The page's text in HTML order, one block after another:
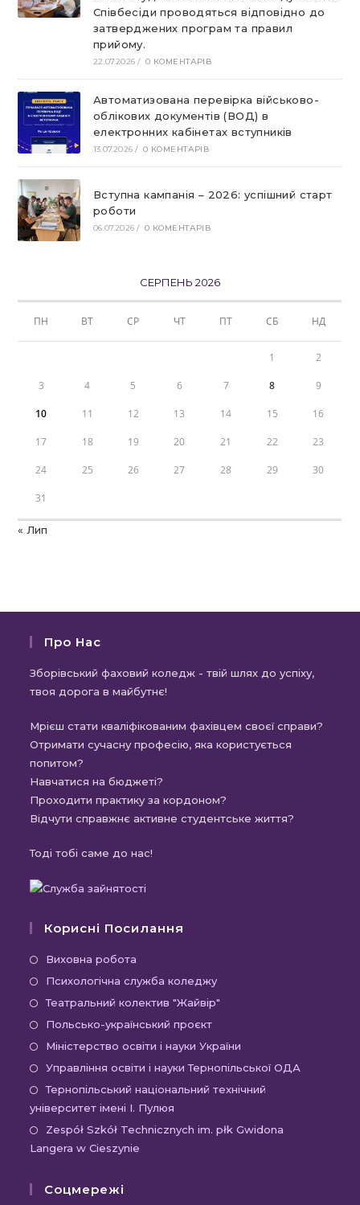
Співбесіди проводяться відповідно до
затверджених програм та правил
прийому.
22.07.2026 / 0 КОМЕНТАРІВ
Автоматизована перевірка військово-
облікових документів (ВОД) в
електронних кабінетах вступників
13.07.2026 / 0 КОМЕНТАРІВ
Вступна кампанія – 2026: успішний старт
роботи
06.07.2026 / 0 КОМЕНТАРІВ
СЕРПЕНЬ 2026
ПН ВТ СР ЧТ ПТ СБ НД
1 2
3 4 5 6 7 8 9
10 11 12 13 14 15 16
17 18 19 20 21 22 23
24 25 26 27 28 29 30
31
« Лип
Про Нас
Зборівський фаховий коледж - твій шлях до успіху,
твоя дорога в майбутнє!
Мрієш стати кваліфікованим фахівцем своєї справи?
Отримати сучасну професію, яка користується
попитом?
Навчатися на бюджеті?
Проходити практику за кордоном?
Відчути справжнє активне студентське життя?
Тоді тобі саме до нас!
Корисні Посилання
Виховна робота
в
новій
вкладці
Психологічна служба коледжуВідкриється
в
вкладці
Театральний колектив "Жайвір"
новій
вкладці
Польсько-український проєктВідкриється
в
новій
вкладці
Міністерство освіти і науки України
в
новій
Управління освіти і науки Тернопільської ОДА
Тернопільський національний технічний
університет імені І. Пулюя
Zespół Szkół Technicznych im. płk Gwidona
Langera w Cieszynie
Соцмережі